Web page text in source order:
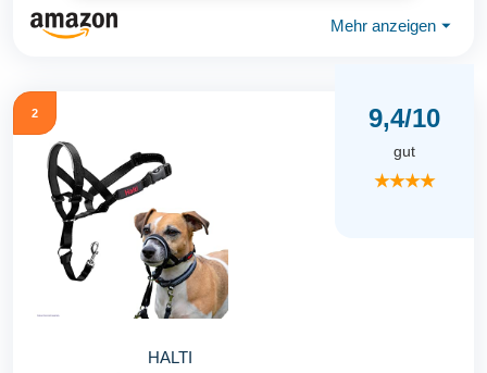
Mehr anzeigen ⏷
2
HALTI
9,4/10
gut
★★★★